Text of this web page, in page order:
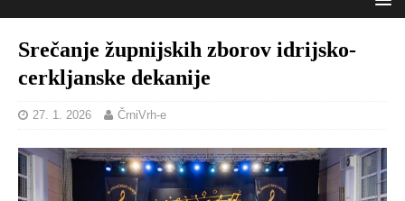
Srečanje župnijskih zborov idrijsko-
cerkljanske dekanije
27. 1. 2026 ČrniVrh-e